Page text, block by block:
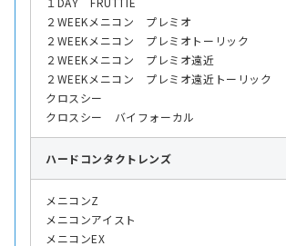
２WEEKメニコン プレミオ
２WEEKメニコン プレミオトーリック
２WEEKメニコン プレミオ遠近
２WEEKメニコン プレミオ遠近トーリック
クロスシー
クロスシー バイフォーカル
ハード コンタクトレンズ
メニコンZ
メニコンアイスト
メニコンEX